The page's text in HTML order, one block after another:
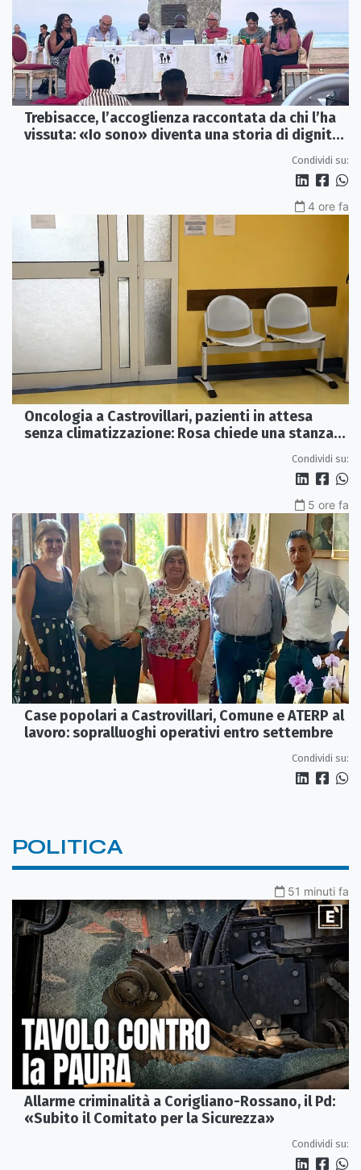
Trebisacce, l’accoglienza raccontata da chi l’ha
vissuta: «Io sono» diventa una storia di dignità
Condividi su:
4 ore fa
Oncologia a Castrovillari, pazienti in attesa
senza climatizzazione: Rosa chiede una stanza
Condividi su:
5 ore fa
Case popolari a Castrovillari, Comune e ATERP al
lavoro: sopralluoghi operativi entro settembre
Condividi su:
POLITICA
51 minuti fa
Allarme criminalità a Corigliano-Rossano, il Pd:
«Subito il Comitato per la Sicurezza»
Condividi su: